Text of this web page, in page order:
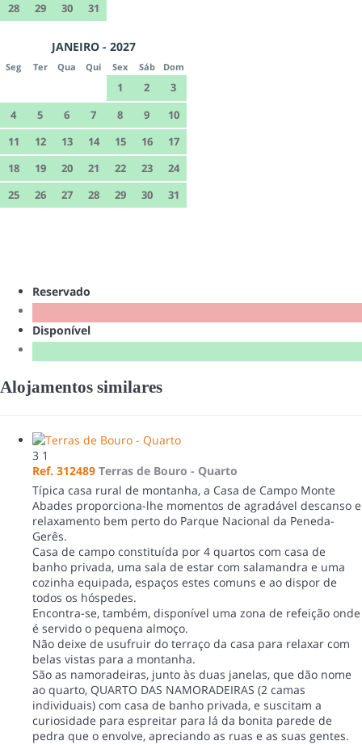
28
29 30 31
JANEIRO - 2027
Seg Ter Qua Qui Sex Sáb Dom
1 2
3
4
5 6 7 8 9
10
11
12 13 14 15 16
17
18
19 20 21 22 23
24
25
26 27 28 29 30 31
Reservado
Disponível
Alojamentos similares
3 1
Ref. 312489 Terras de Bouro - Quarto
Típica casa rural de montanha, a Casa de Campo Monte
Abades proporciona-lhe momentos de agradável descanso e
relaxamento bem perto do Parque Nacional da Peneda-
Gerês.
Casa de campo constituída por 4 quartos com casa de
banho privada, uma sala de estar com salamandra e uma
cozinha equipada, espaços estes comuns e ao dispor de
todos os hóspedes.
Encontra-se, também, disponível uma zona de refeição onde
é servido o pequena almoço.
Não deixe de usufruir do terraço da casa para relaxar com
belas vistas para a montanha.
São as namoradeiras, junto às duas janelas, que dão nome
ao quarto, QUARTO DAS NAMORADEIRAS (2 camas
individuais) com casa de banho privada, e suscitam a
curiosidade para espreitar para lá da bonita parede de
pedra que o envolve, apreciando as ruas e as suas gentes.